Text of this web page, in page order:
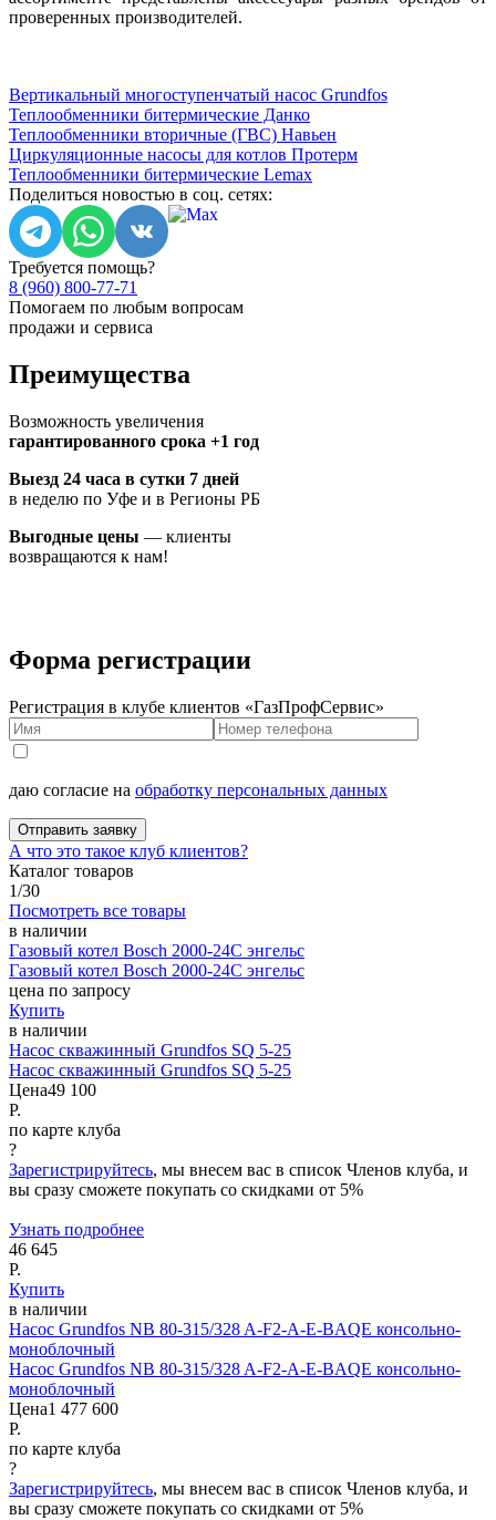
проверенных производителей.
Вертикальный многоступенчатый насос Grundfos
Теплообменники битермические Данко
Теплообменники вторичные (ГВС) Навьен
Циркуляционные насосы для котлов Протерм
Теплообменники битермические Lemax
Поделиться новостью в соц. сетях:
Требуется помощь?
8 (960) 800-77-71
Помогаем по любым вопросам
продажи и сервиса
Преимущества
Возможность увеличения
гарантированного срока +1 год
Выезд 24 часа в сутки 7 дней
в неделю по Уфе и в Регионы РБ
Выгодные цены — клиенты
возвращаются к нам!
Форма регистрации
Регистрация в клубе клиентов «ГазПрофСервис»
даю согласие на обработку персональных данных
Отправить заявку
А что это такое клуб клиентов?
Каталог товаров
1/30
Посмотреть все товары
в наличии
Газовый котел Bosch 2000-24C энгельс
Газовый котел Bosch 2000-24C энгельс
цена по запросу
Купить
в наличии
Насос скважинный Grundfos SQ 5-25
Насос скважинный Grundfos SQ 5-25
Цена49 100
Р.
по карте клуба
?
Зарегистрируйтесь, мы внесем вас в список Членов клуба, и
вы сразу сможете покупать со скидками от 5%
Узнать подробнее
46 645
Р.
Купить
в наличии
Насос Grundfos NB 80-315/328 A-F2-A-E-BAQE консольно-
моноблочный
Насос Grundfos NB 80-315/328 A-F2-A-E-BAQE консольно-
моноблочный
Цена1 477 600
Р.
по карте клуба
?
Зарегистрируйтесь, мы внесем вас в список Членов клуба, и
вы сразу сможете покупать со скидками от 5%